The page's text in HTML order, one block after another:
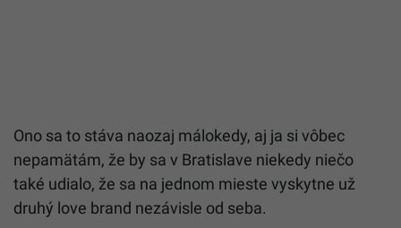
Ono sa to stáva naozaj málokedy, aj ja si vôbec
nepamätám, že by sa v Bratislave niekedy niečo
také udialo, že sa na jednom mieste vyskytne už
druhý love brand nezávisle od seba.